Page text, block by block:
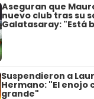
Aseguran que
nuevo club tras su
Galatasaray: "Está
Suspendieron a
Hermano: "El enojo
grande"